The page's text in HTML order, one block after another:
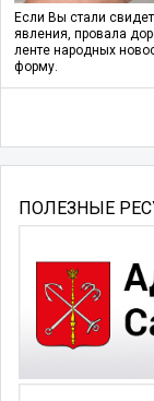
Если Вы стали
явления, провала
ленте народных
форму.
ПОЛЕЗНЫЕ